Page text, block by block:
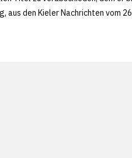
aus den Kieler Nachrichten vom